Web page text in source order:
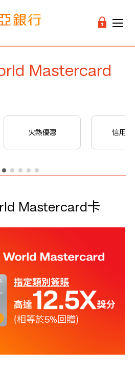
Mastercard
火熱優惠 信用卡
Mastercard卡